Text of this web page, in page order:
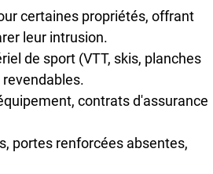
certaines propriétés, offrant
leur intrusion.
de sport (VTT, skis, planches
contrats d'assurance
portes renforcées absentes,